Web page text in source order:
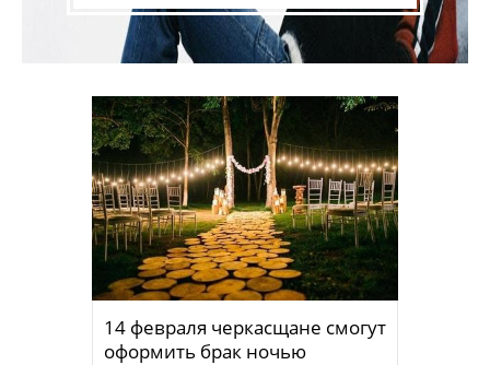
14 февраля черкаcщане смогут
оформить брак ночью